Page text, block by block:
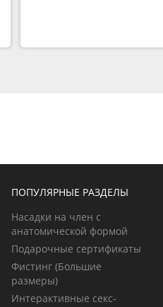
ПОПУЛЯРНЫЕ РАЗДЕЛЫ
Насадки на член с
анатомической формой
Подарочные сертификаты
Фистинг (Большие
размеры)
Интерактивные секс-